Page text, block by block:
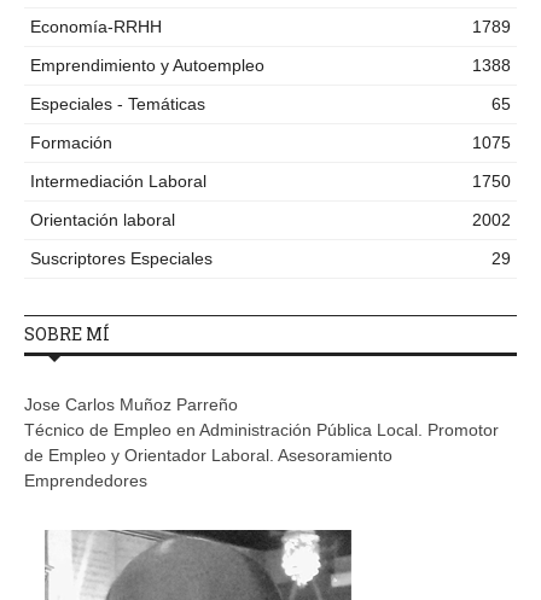
Economía-RRHH
1789
Emprendimiento y Autoempleo
1388
Especiales - Temáticas
65
Formación
1075
Intermediación Laboral
1750
Orientación laboral
2002
Suscriptores Especiales
29
SOBRE MÍ
Jose Carlos Muñoz Parreño
Técnico de Empleo en Administración Pública Local. Promotor
de Empleo y Orientador Laboral. Asesoramiento
Emprendedores